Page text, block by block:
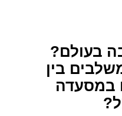
בעולם?
בין
במסעדה